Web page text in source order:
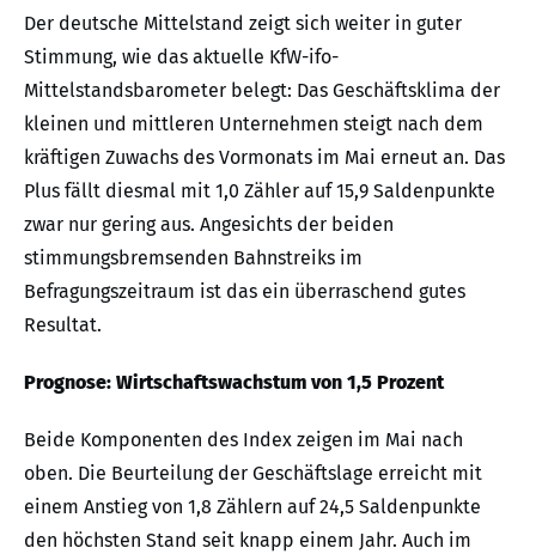
Der deutsche Mittelstand zeigt sich weiter in guter
Stimmung, wie das aktuelle KfW-ifo-
Mittelstandsbarometer belegt: Das Geschäftsklima der
kleinen und mittleren Unternehmen steigt nach dem
kräftigen Zuwachs des Vormonats im Mai erneut an. Das
Plus fällt diesmal mit 1,0 Zähler auf 15,9 Saldenpunkte
zwar nur gering aus. Angesichts der beiden
stimmungsbremsenden Bahnstreiks im
Befragungszeitraum ist das ein überraschend gutes
Resultat.
Prognose: Wirtschaftswachstum von 1,5 Prozent
Beide Komponenten des Index zeigen im Mai nach
oben. Die Beurteilung der Geschäftslage erreicht mit
einem Anstieg von 1,8 Zählern auf 24,5 Saldenpunkte
den höchsten Stand seit knapp einem Jahr. Auch im